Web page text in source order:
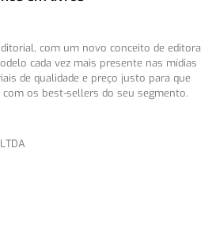
com um novo conceito de editora
cada vez mais presente nas mídias
de qualidade e preço justo para que
os best-sellers do seu segmento.